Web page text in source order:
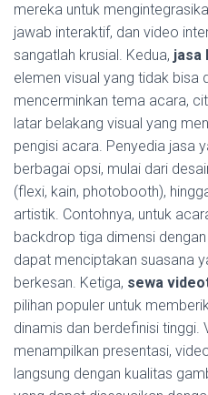
mereka untuk
jawab interaktif, dan video
sangatlah krusial. Kedua, jasa
elemen visual yang tidak bisa
mencerminkan tema acara,
latar belakang visual yang
pengisi acara. Penyedia jasa
berbagai opsi, mulai dari
(flexi, kain, photobooth),
artistik. Contohnya, untuk
backdrop tiga dimensi
dapat menciptakan suasana
berkesan. Ketiga, sewa
pilihan populer untuk
dinamis dan berdefinisi tinggi.
menampilkan presentasi,
langsung dengan kualitas